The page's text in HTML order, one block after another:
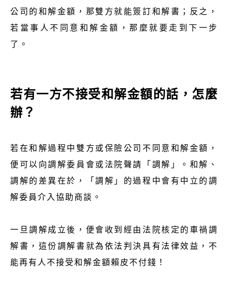
公司的和解金額，那雙方就能簽訂和解書；反之，
若當事人不同意和解金額，那麼就要走到下一步
了。
若有一方不接受和解金額的話，怎麼
辦？
若在和解過程中雙方或保險公司不同意和解金額，
便可以向調解委員會或法院聲請「調解」。和解、
調解的差異在於，「調解」的過程中會有中立的調
解委員介入協助商談。
一旦調解成立後，便會收到經由法院核定的車禍調
解書，這份調解書就為依法判決具有法律效益，不
能再有人不接受和解金額賴皮不付錢！